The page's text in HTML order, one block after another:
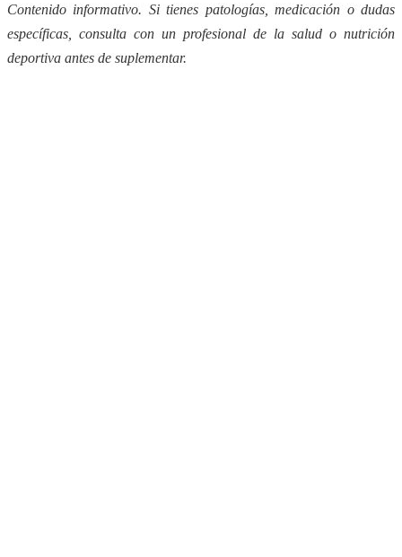
Contenido informativo. Si tienes patologías, medicación o dudas
específicas, consulta con un profesional de la salud o nutrición
deportiva antes de suplementar.